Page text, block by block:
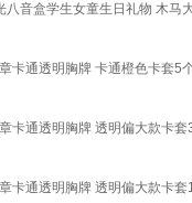
音盒学生女童生日礼物 木马
卡通透明胸牌 卡通橙色卡套5
卡通透明胸牌 透明偏大款卡
卡通透明胸牌 透明偏大款卡